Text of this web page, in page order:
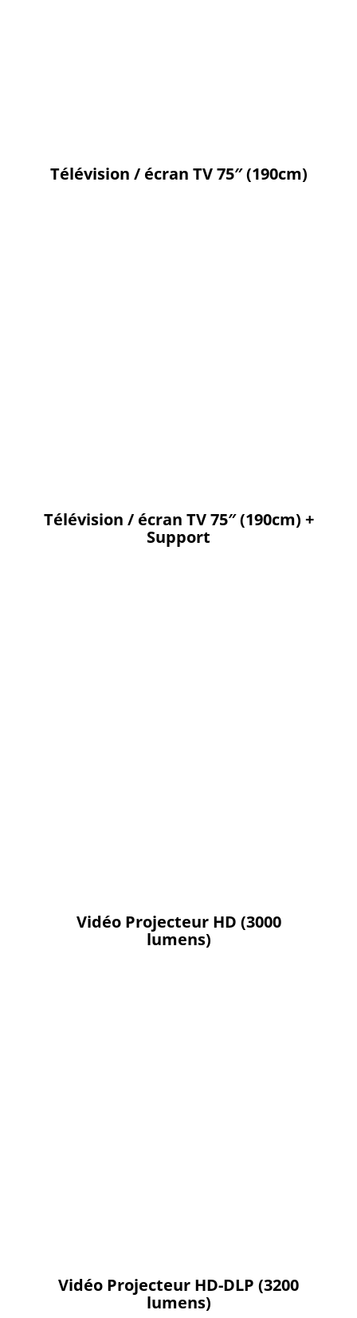
Télévision / écran TV 75″ (190cm)
Télévision / écran TV 75″ (190cm) +
Support
Vidéo Projecteur HD (3000
lumens)
Vidéo Projecteur HD-DLP (3200
lumens)